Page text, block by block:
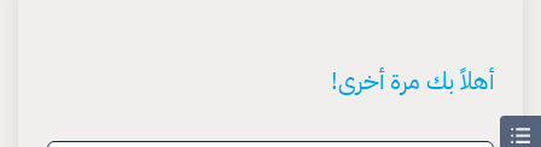
أهلاً بك مرة أخرى!